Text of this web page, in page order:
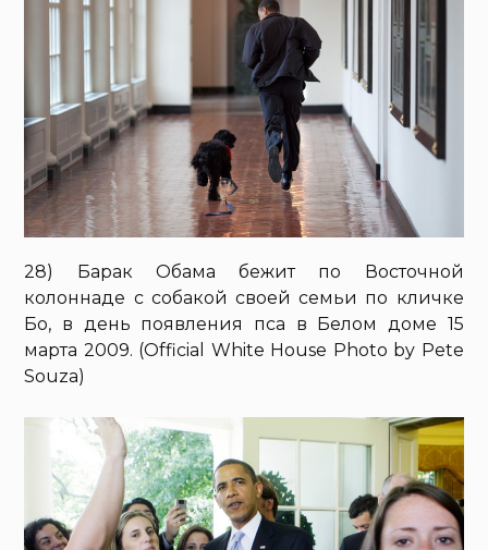
28) Барак Обама бежит по Восточной
колоннаде с собакой своей семьи по кличке
Бо, в день появления пса в Белом доме 15
марта 2009. (Official White House Photo by Pete
Souza)